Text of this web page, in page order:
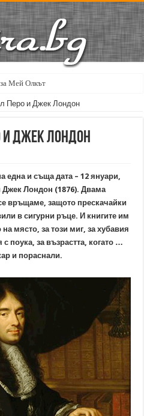
Мей Олкът
Перо и Джек Лондон
и Джек Лондон
една и съща дата – 12 януари,
Джек Лондон (1876). Двама
връщаме,защото прескачайки
в сигурни ръце. И книгите им
на място, за този миг,захубавия
поука, за възрастта, когато …
и пораснали.